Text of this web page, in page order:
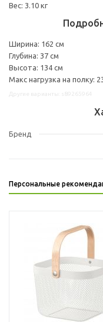
Вес: 3.10 кг
Ширина: 162 см
Глубина: 37 см
Высота: 134 см
Макс нагрузка на полку:
Бренд
Персональные